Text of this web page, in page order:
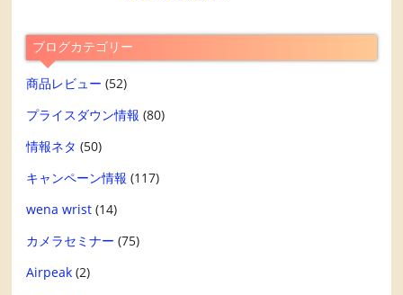
ブログカテゴリー
商品レビュー (52)
プライスダウン情報 (80)
情報ネタ (50)
キャンペーン情報 (117)
wena wrist (14)
カメラセミナー (75)
Airpeak (2)